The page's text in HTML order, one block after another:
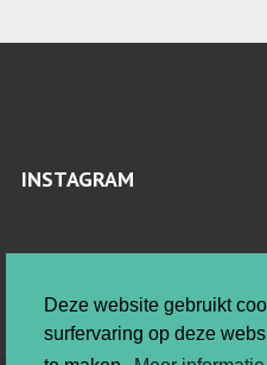
Deze website gebruikt
surfervaring op deze
INSTAGRAM